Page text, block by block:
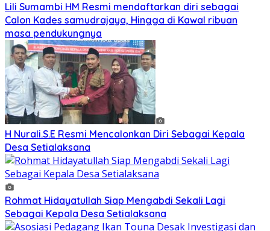
Lili Sumambi HM Resmi mendaftarkan diri sebagai
Calon Kades samudrajaya, Hingga di Kawal ribuan
masa pendukungnya
H Nurali.S.E Resmi Mencalonkan Diri Sebagai Kepala
Desa Setialaksana
Rohmat Hidayatullah Siap Mengabdi Sekali Lagi
Sebagai Kepala Desa Setialaksana